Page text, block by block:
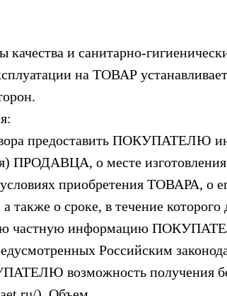
качества и санитарно-
на ТОВАР
предоставить ПОКУПАТЕЛЮ
ПРОДАВЦА, о месте
приобретения ТОВАРА, о
о сроке, в течение
частную информацию
Российским
возможность получения